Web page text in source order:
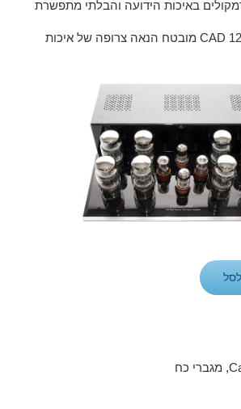
באיכות הידועה והבלתי מתפשרת
לרוכש מגבר CAD 120MKII מובטח הנאה צרופה של איכות
, מגברי כח